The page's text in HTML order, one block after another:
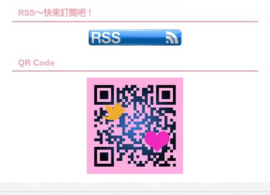
RSS～快來訂閱吧！
QR Code